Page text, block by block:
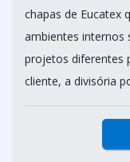
chapas de Eucatex
ambientes internos
projetos diferentes
cliente, a divisória